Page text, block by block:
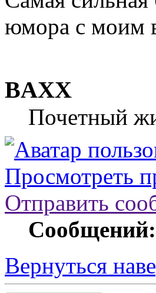
юмора с моим
BAXX
Почетный
Просмотреть
Отправить
Сообщений:
Вернуться